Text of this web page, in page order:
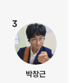
3
박창근